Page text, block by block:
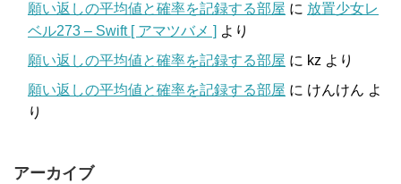
願い返しの平均値と確率を記録する部屋 に 放置少女レ
ベル273 – Swift [ アマツバメ ]
より
願い返しの平均値と確率を記録する部屋 に kz より
願い返しの平均値と確率を記録する部屋 に けんけん よ
り
アーカイブ